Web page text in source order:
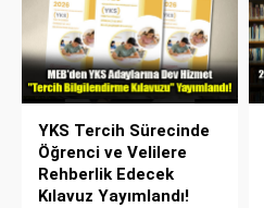
YKS Tercih Sürecinde
Öğrenci ve Velilere
Rehberlik Edecek
Kılavuz Yayımlandı!